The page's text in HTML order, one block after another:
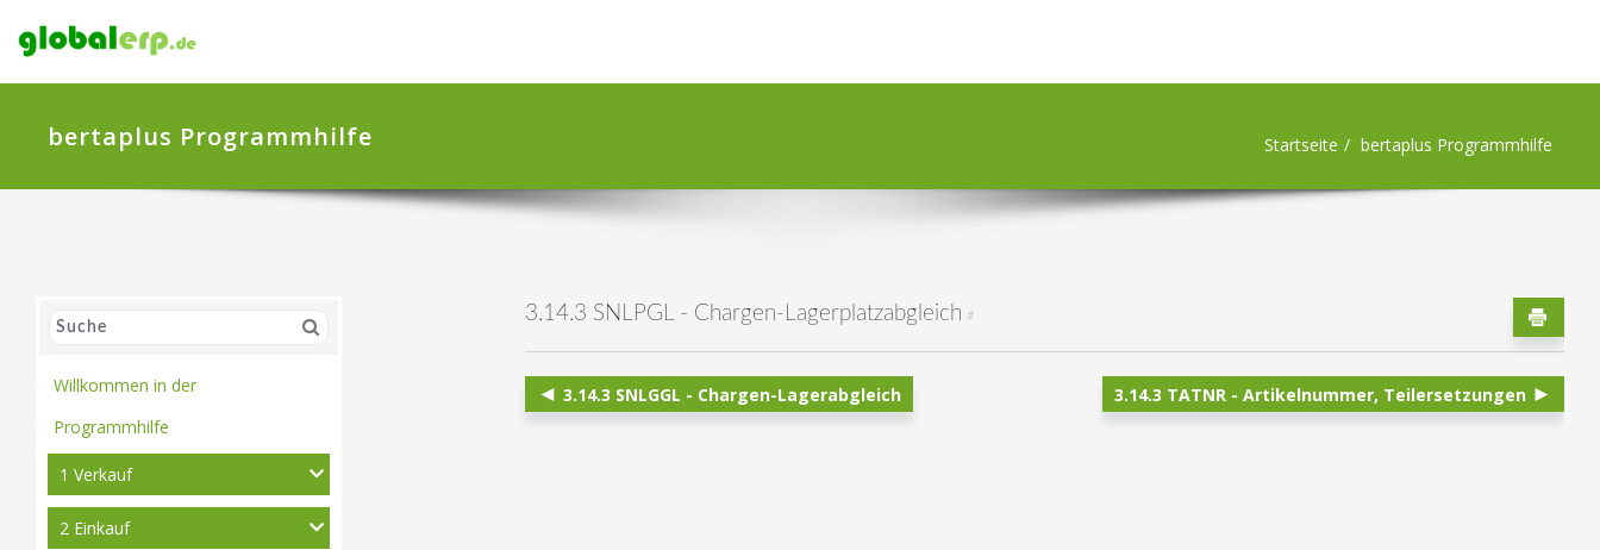
bertaplus Programmhilfe Startseite bertaplus Programmhilfe
Willkommen in der
Programmhilfe
1 Verkauf
2 Einkauf
3.14.3 SNLPGL - Chargen-Lagerplatzabgleich #
3.14.3 SNLGGL - Chargen-Lagerabgleich 3.14.3 TATNR - Artikelnummer, Teilersetzungen